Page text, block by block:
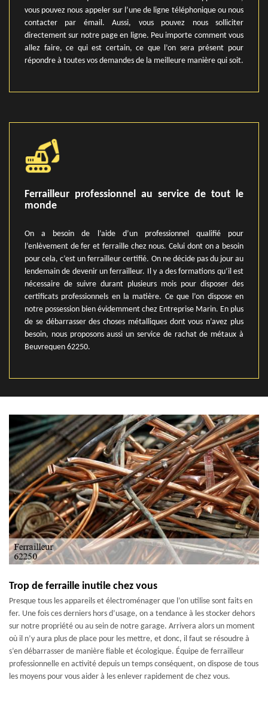
vous pouvez nous appeler sur l’une de ligne téléphonique ou nous
contacter par émail. Aussi, vous pouvez nous solliciter
directement sur notre page en ligne. Peu importe comment vous
allez faire, ce qui est certain, ce que l’on sera présent pour
répondre à toutes vos demandes de la meilleure manière qui soit.
Ferrailleur professionnel au service de tout le
monde
On a besoin de l’aide d’un professionnel qualifié pour
l’enlèvement de fer et ferraille chez nous. Celui dont on a besoin
pour cela, c’est un ferrailleur certifié. On ne décide pas du jour au
lendemain de devenir un ferrailleur. Il y a des formations qu’il est
nécessaire de suivre durant plusieurs mois pour disposer des
certificats professionnels en la matière. Ce que l’on dispose en
notre possession bien évidemment chez Entreprise Marin. En plus
de se débarrasser des choses métalliques dont vous n’avez plus
besoin, nous proposons aussi un service de rachat de métaux à
Beuvrequen 62250.
Trop de ferraille inutile chez vous
Presque tous les appareils et électroménager que l’on utilise sont faits en
fer. Une fois ces derniers hors d’usage, on a tendance à les stocker dehors
sur notre propriété ou au sein de notre garage. Arrivera alors un moment
où il n’y aura plus de place pour les mettre, et donc, il faut se résoudre à
s’en débarrasser de manière fiable et écologique. Équipe de ferrailleur
professionnelle en activité depuis un temps conséquent, on dispose de tous
les moyens pour vous aider à les enlever rapidement de chez vous.